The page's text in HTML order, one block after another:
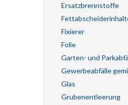
Ersatzbrennstoffe
Fixierer
Folie
Garten- und
Gewerbeabfälle
Glas
Grubenentleerung